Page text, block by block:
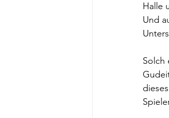
Halle
Und
Solch